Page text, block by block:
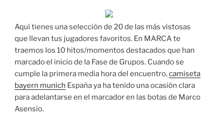
Aquí tienes una selección de 20 de las más vistosas
que llevan tus jugadores favoritos. En MARCA te
traemos los 10 hitos/momentos destacados que han
marcado el inicio de la Fase de Grupos. Cuando se
cumple la primera media hora del encuentro,camiseta
bayern munich España ya ha tenido una ocasión clara
para adelantarse en el marcador en las botas de Marco
Asensio.